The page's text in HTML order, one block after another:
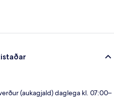
(aukagjald) daglega kl. 07:00–